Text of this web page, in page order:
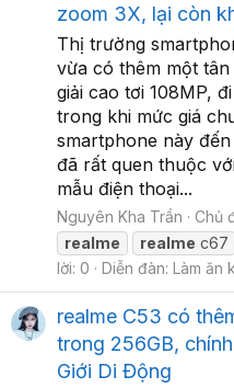
zoom 3X, lại còn
Thị trường
vừa có thêm một
giải cao tơi 108MP,
trong khi mức giá
smartphone này
đã rất quen thuộc
mẫu điện thoại...
Nguyên Kha Trần Chủ
realme
realme c67
lời: 0
Diễn đàn: Làm ăn
realme C53 có
trong 256GB,
Giới Di Động